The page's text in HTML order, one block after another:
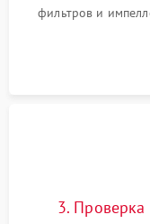
фильтров и
3. Проверка